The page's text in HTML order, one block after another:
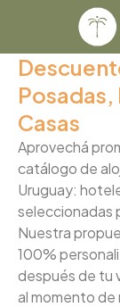
Posadas,
Casas
Aprovechá
catálogo de
Uruguay:
seleccionadas
Nuestra
100%
después de tu
al momento de